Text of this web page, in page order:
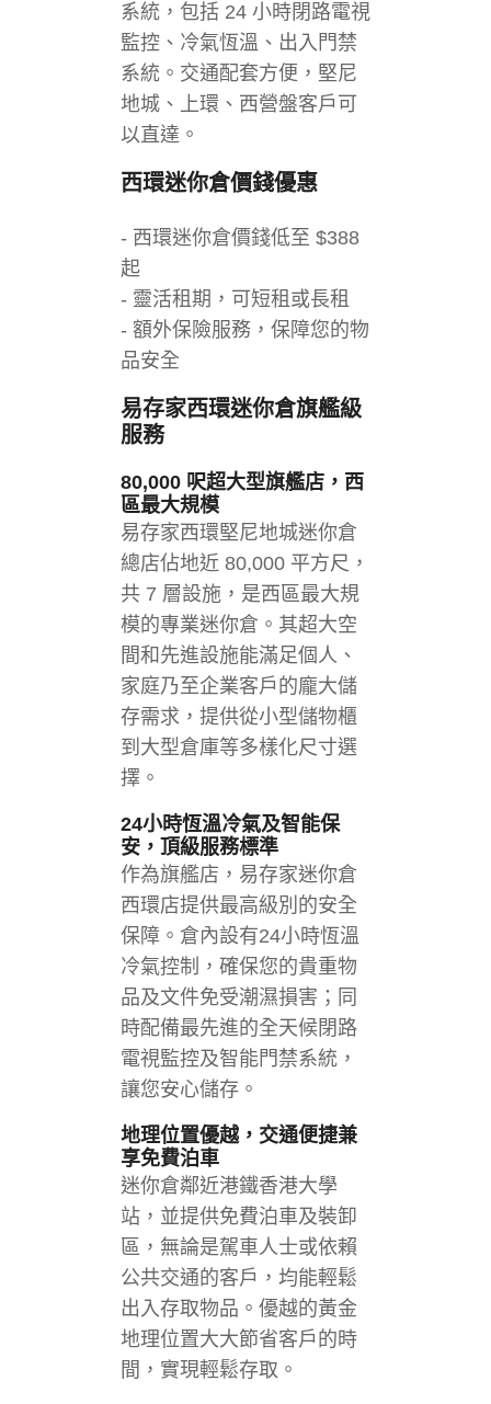
系統，包括 24 小時閉路電視
監控、冷氣恆溫、出入門禁
系統。交通配套方便，堅尼
地城、上環、西營盤客戶可
以直達。
西環迷你倉價錢優惠
- 西環迷你倉價錢低至 $388
起
- 靈活租期，可短租或長租
- 額外保險服務，保障您的物
品安全
易存家西環迷你倉旗艦級
服務
80,000 呎超大型旗艦店，西
區最大規模
易存家西環堅尼地城迷你倉
總店佔地近 80,000 平方尺，
共 7 層設施，是西區最大規
模的專業迷你倉。其超大空
間和先進設施能滿足個人、
家庭乃至企業客戶的龐大儲
存需求，提供從小型儲物櫃
到大型倉庫等多樣化尺寸選
擇。
24小時恆溫冷氣及智能保
安，頂級服務標準
作為旗艦店，易存家迷你倉
西環店提供最高級別的安全
保障。倉內設有24小時恆溫
冷氣控制，確保您的貴重物
品及文件免受潮濕損害；同
時配備最先進的全天候閉路
電視監控及智能門禁系統，
讓您安心儲存。
地理位置優越，交通便捷兼
享免費泊車
迷你倉鄰近港鐵香港大學
站，並提供免費泊車及裝卸
區，無論是駕車人士或依賴
公共交通的客戶，均能輕鬆
出入存取物品。優越的黃金
地理位置大大節省客戶的時
間，實現輕鬆存取。